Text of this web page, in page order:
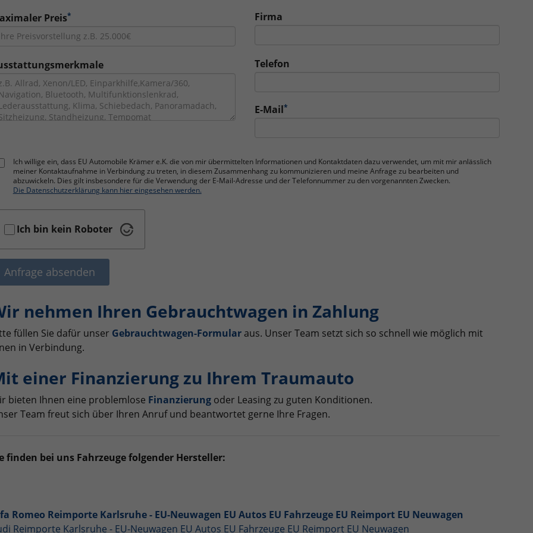
Preis* Firma
Telefon
E-Mail*
Ich willige ein, dass EU Automobile Krämer e.K. die von mir übermittelten Informationen und Kontaktdaten dazu verwendet, um mit mir anlässlich
meiner Kontaktaufnahme in Verbindung zu treten, in diesem Zusammenhang zu kommunizieren und meine Anfrage zu bearbeiten und
abzuwickeln. Dies gilt insbesondere für die Verwendung der E-Mail-Adresse und der Telefonnummer zu den vorgenannten Zwecken.
Die Datenschutzerklärung kann hier eingesehen werden.
Ich bin kein Roboter
Anfrage absenden
nehmen Ihren Gebrauchtwagen in Zahlung
füllen Sie dafür unser Gebrauchtwagen-Formularaus. Unser Team setzt sich so schnell wie möglich mit
in Verbindung.
einer Finanzierung zu Ihrem Traumauto
bieten Ihnen eine problemlose Finanzierungoder Leasing zu guten Konditionen.
Team freut sich über Ihren Anruf und beantwortet gerne Ihre Fragen.
finden bei uns Fahrzeuge folgender Hersteller:
Romeo Reimporte Karlsruhe - EU-Neuwagen EU Autos EU Fahrzeuge EU Reimport EU Neuwagen
Reimporte Karlsruhe - EU-Neuwagen EU Autos EU Fahrzeuge EU Reimport EU Neuwagen